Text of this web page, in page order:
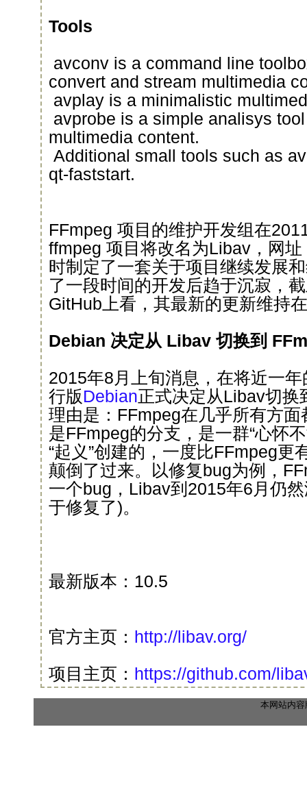
Tools
avconv is a command line
convert and stream multimedia
avplay is a minimalistic
avprobe is a simple analisys
multimedia content.
Additional small tools such as
qt-faststart.
FFmpeg 项目的维护开发组在
ffmpeg 项目将改名为Libav，网址
时制定了一套关于项目继续发展
了一段时间的开发后趋于沉寂，
GitHub上看，其最新的更新维持
Debian 决定从 Libav 切换到
2015年8月上旬消息，在将近一年
行版Debian正式决定从Libav切换
理由是：FFmpeg在几乎所有方
是FFmpeg的分支，是一群“心怀
“起义”创建的，一度比FFmpeg更
颠倒了过来。以修复bug为例，
一个bug，Libav到2015年6月仍
于修复了)。
最新版本：10.5
官方主页： http://libav.org/
项目主页： https://github.com/
本网站内